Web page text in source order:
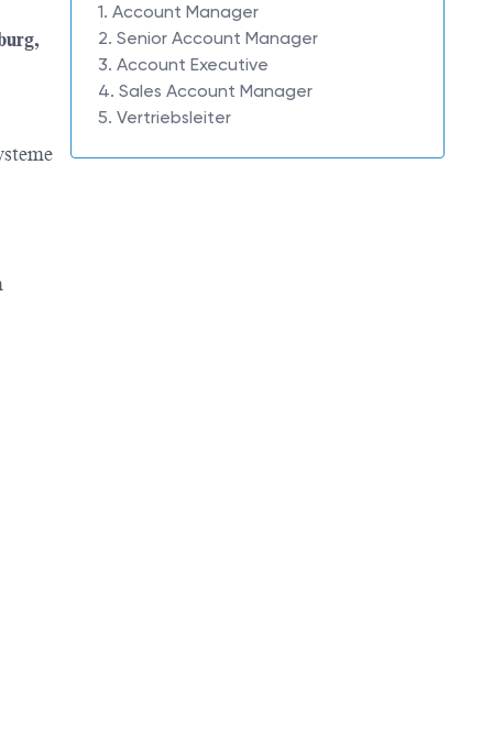
1. Account Manager
2. Senior Account Manager
3. Account Executive
4. Sales Account Manager
5. Vertriebsleiter